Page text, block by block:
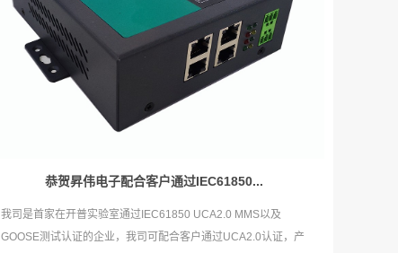
恭贺昇伟电子配合客户通过IEC61850...
我司是首家在开普实验室通过IEC61850 UCA2.0 MMS以及
GOOSE测试认证的企业，我司可配合客户通过UCA2.0认证，产